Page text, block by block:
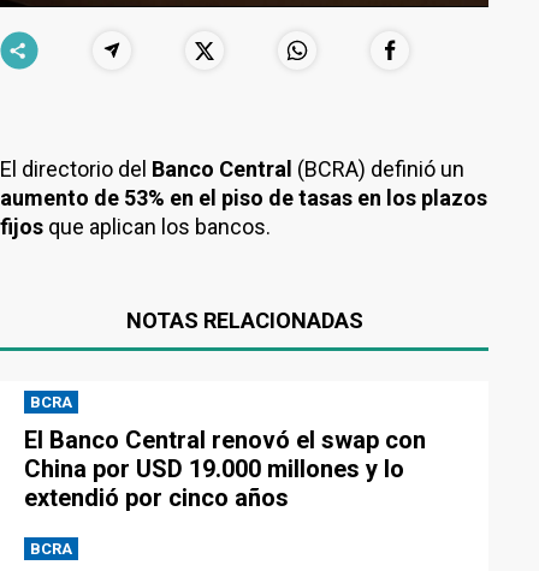
El directorio del Banco Central (BCRA) definió un
aumento de 53% en el piso de tasas en los plazos
fijos que aplican los bancos.
NOTAS RELACIONADAS
BCRA
El Banco Central renovó el swap con
China por USD 19.000 millones y lo
extendió por cinco años
BCRA